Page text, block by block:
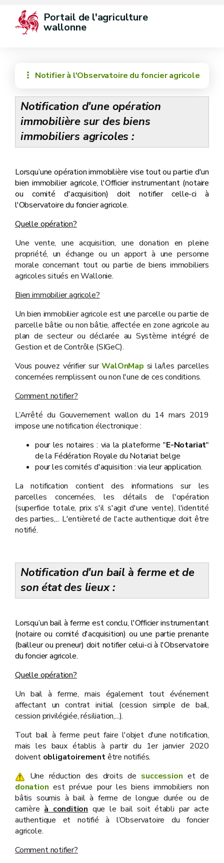
Portail de l'agriculture
wallonne
Notifier à l'Observatoire du foncier agricole
Notification d'une opération
immobilière sur des biens
immobiliers agricoles :
Lorsqu’une opération immobilière vise tout ou partie d'un
bien immobilier agricole, l'Officier instrumentant (notaire
ou comité d'acquisition) doit notifier celle-ci à
l'Observatoire du foncier agricole.
Quelle opération?
Une vente, une acquisition, une donation en pleine
propriété, un échange ou un apport à une personne
morale concernant tout ou partie de biens immobiliers
agricoles situés en Wallonie.
Bien immobilier agricole?
Un bien immobilier agricole est une parcelle ou partie de
parcelle bâtie ou non bâtie, affectée en zone agricole au
plan de secteur ou déclarée au Système intégré de
Gestion et de Contrôle (SIGeC).
Vous pouvez vérifier surWalOnMap si la/les parcelles
concernées remplissent ou non l'une de ces conditions.
Comment notifier?
L’Arrêté du Gouvernement wallon du 14 mars 2019
impose une notification électronique :
pour les notaires : via la plateforme "E-Notariat"
de la Fédération Royale du Notariat belge
pour les comités d'aquisition : via leur application.
La notification contient des informations sur les
parcelles concernées, les détails de l'opération
(superficie totale, prix s'il s'agit d'une vente), l'identité
des parties,... L'entièreté de l'acte authentique doit être
notifié.
Notification d'un bail à ferme et de
son état des lieux :
Lorsqu’un bail à ferme est conclu, l'Officier instrumentant
(notaire ou comité d'acquisition) ou une partie prenante
(bailleur ou preneur) doit notifier celui-ci à l'Observatoire
du foncier agricole.
Quelle opération?
Un bail à ferme, mais également tout événement
affectant un contrat initial (cession simple de bail,
cession privilégiée, résiliation,...).
Tout bail à ferme peut faire l'objet d'une notification,
mais les baux établis à partir du 1er janvier 2020
doivent obligatoirementêtre notifiés.
Une réduction des droits de succession et de
donation est prévue pour les biens immobiliers non
bâtis soumis à bail à ferme de longue durée ou de
carrière à condition que le bail soit établi par acte
authentique et notifié à l’Observatoire du foncier
agricole.
Comment notifier?